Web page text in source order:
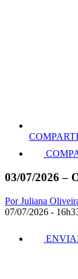
03/07/2026 –
Por Juliana
07/07/2026 -